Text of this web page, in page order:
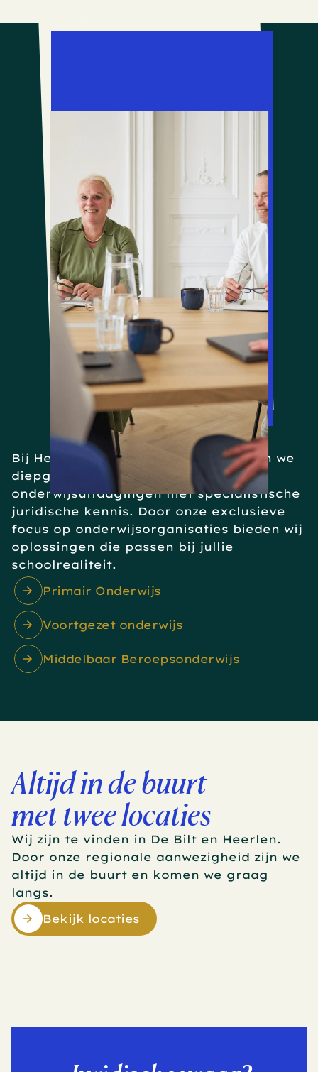
Onderwijskantoor
EXCLUSIEF VOOR
PO, VO & MBO
Bij Het Onderwijskantoor combineren we
diepgaand begrip van
onderwijsuitdagingen met specialistische
juridische kennis. Door onze exclusieve
focus op onderwijsorganisaties bieden wij
oplossingen die passen bij jullie
schoolrealiteit.
Primair Onderwijs
Voortgezet onderwijs
Middelbaar Beroepsonderwijs
Altijd in de buurt
met twee locaties
Wij zijn te vinden in De Bilt en Heerlen.
Door onze regionale aanwezigheid zijn we
altijd in de buurt en komen we graag
langs.
Bekijk locaties